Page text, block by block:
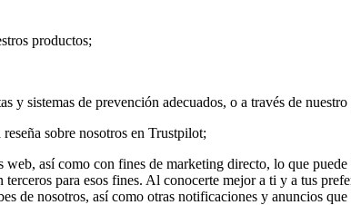
productos;
y sistemas de prevención adecuados, o a través de
sobre nosotros en Trustpilot;
así como con fines de marketing directo, lo que
para esos fines. Al conocerte mejor a ti y a tus
de nosotros, así como otras notificaciones y anuncios que